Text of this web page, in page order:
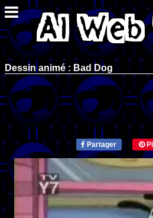
Dessin animé : Bad Dog
Partager